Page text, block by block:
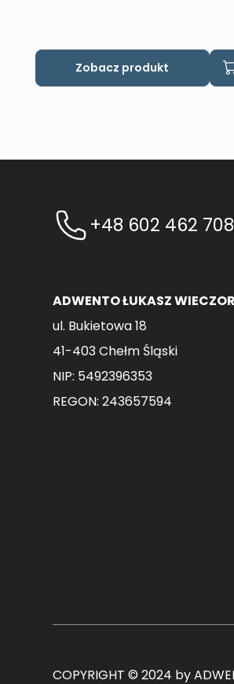
Zobacz produkt
+48 602 462 708
ADWENTO ŁUKASZ
ul. Bukietowa 18
41-403 Chełm Śląski
NIP: 5492396353
REGON: 243657594
COPYRIGHT © 2024 by